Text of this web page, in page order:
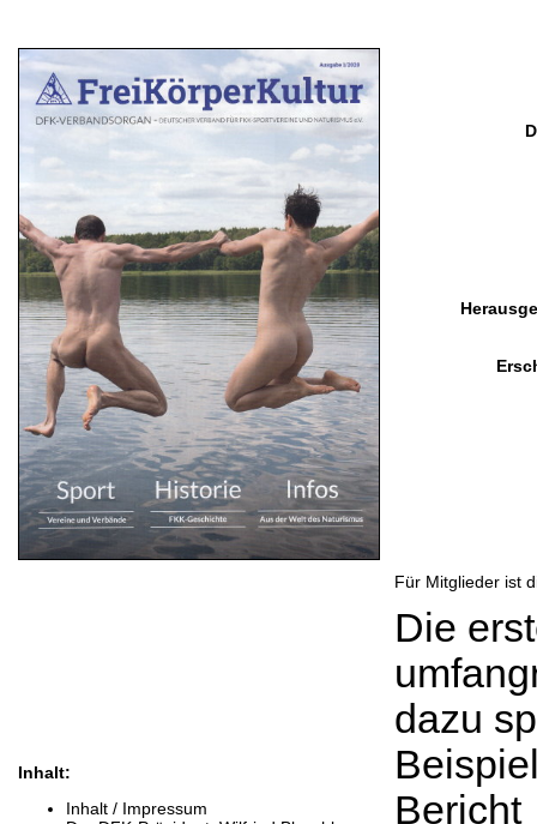
Für Mitglieder ist
Inhalt:
Inhalt / Impressum
Die
dazu
Bericht